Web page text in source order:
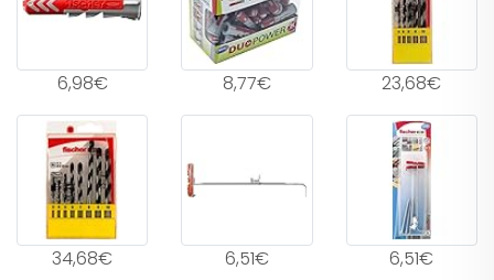
6,98€ 8,77€ 23,68€
34,68€ 6,51€ 6,51€